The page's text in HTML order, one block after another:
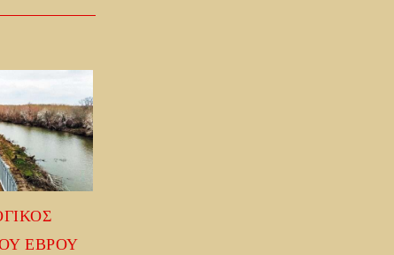
ΕΒΡΟΥ